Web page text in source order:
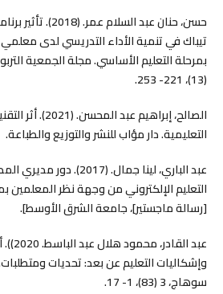
حسن، حنان عبد
تيباك في تنمية الأداء التدريسي لدى معلمي
(13)، 221- 253.
الصالح، إبراهيم
التعليمية. دار مؤاب للنشر والتوزيع والطباعة.
عبد الباري، لينا جمال.
التعليم الإلكتروني من وجهة نظر
[رسالة ماجستير]، جامعة الشرق الأوسط].
عبد
وإشكاليات التعليم عن بعد: تحديات
سوهاج، 3 (83)، 1- 17.